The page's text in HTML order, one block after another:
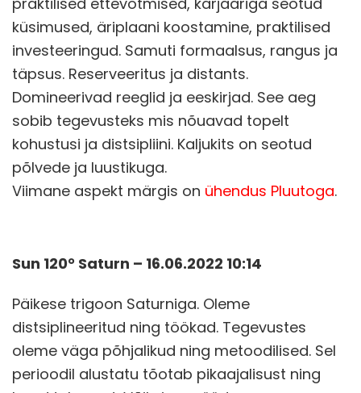
küsimused, äriplaani koostamine, praktilised
investeeringud. Samuti formaalsus, rangus ja
täpsus. Reserveeritus ja distants.
Domineerivad reeglid ja eeskirjad. See aeg
sobib tegevusteks mis nõuavad topelt
kohustusi ja distsipliini. Kaljukits on seotud
põlvede ja luustikuga.
Viimane aspekt märgis on ühendus Pluutoga.
Sun 120° Saturn – 16.06.2022 10:14
Päikese trigoon Saturniga. Oleme
distsiplineeritud ning töökad. Tegevustes
oleme väga põhjalikud ning metoodilised. Sel
perioodil alustatu tõotab pikaajalisust ning